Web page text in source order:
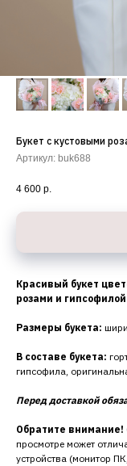
Букет с кустовыми
Артикул: buk688
4 600 р.
Красивый букет
розами и
Размеры букета:
В составе букета:
гипсофила,
Перед доставкой
Обратите внимание!
просмотре может
устройства (монитор